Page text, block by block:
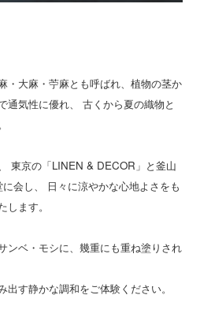
・大麻・苧麻とも呼ばれ、植物の茎か
通気性に優れ、 古くから夏の織物と
東京の「LINEN & DECOR」と釜山
会し、 日々に涼やかな心地よさをも
ます。
ンベ・モシに、幾重にも重ね塗りされ
す静かな調和をご体験ください。